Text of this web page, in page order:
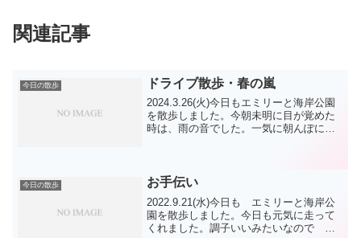
関連記事
今日の散歩 ドライブ散歩・春の嵐
2024.3.26(火)今日もエミリーと海岸公園
を散歩しました。今朝未明に目が覚めた
時は、雨の音でした。一気に朝んぽに行
た。とりあえ...
今日の散歩 お手伝い
2022.9.21(水)今日も エミリーと海岸公
園を散歩しました。今日も元気に走って
くれました。調子いいみたいなので 調